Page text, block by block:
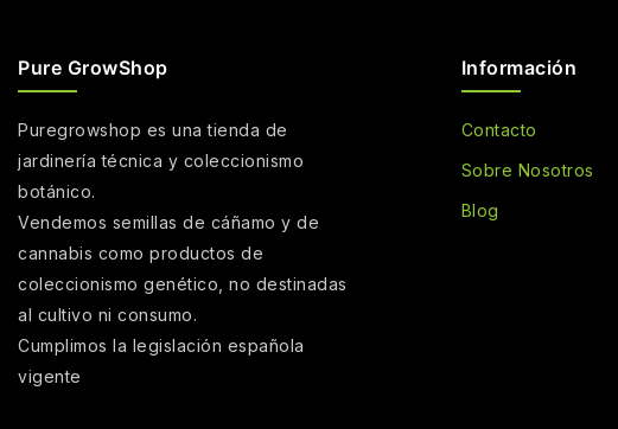
Pure GrowShop
Puregrowshop es una tienda de
jardinería técnica y coleccionismo
botánico.
Vendemos semillas de cáñamo y de
cannabis como productos de
coleccionismo genético, no destinadas
al cultivo ni consumo.
Cumplimos la legislación española
vigente
Información
Contacto
Sobre Nosotros
Blog